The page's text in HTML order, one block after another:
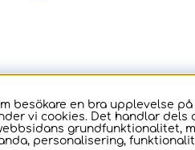
besökare en bra upplevelse på
vi cookies. Det handlar dels
grundfunktionalitet,
personalisering,